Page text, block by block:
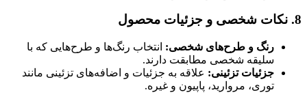
8. نکات شخصی و جزئیات محصول
رنگ و طرح‌های شخصی: انتخاب رنگ‌ها و طرح‌هایی که با
سلیقه شخصی مطابقت دارند.
جزئیات تزئینی: علاقه به جزئیات و اضافه‌های تزئینی مانند
توری، مروارید، پاپیون و غیره.